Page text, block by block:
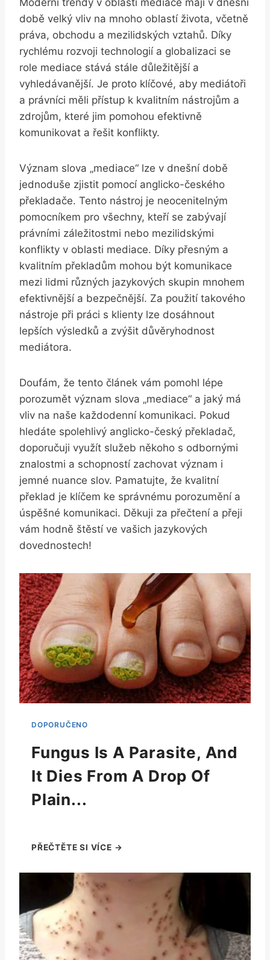
‌době ⁣velký vliv na mnoho oblastí života, včetně
práva, obchodu a mezilidských vztahů. Díky
rychlému rozvoji technologií a globalizaci⁣ se
role mediace stává stále důležitější a
vyhledávanější. Je proto ‍klíčové, aby‍ mediátoři
a právníci měli přístup k ⁤kvalitním​ nástrojům a⁢
zdrojům, které jim pomohou efektivně
komunikovat ⁣a řešit konflikty.
Význam slova „mediace“ lze v dnešní době
jednoduše zjistit pomocí anglicko-českého
⁣překladače. Tento ⁢nástroj je neocenitelným
pomocníkem pro všechny, kteří se zabývají
právními záležitostmi nebo mezilidskými
konflikty v oblasti mediace. Díky přesným​ a ​
kvalitním překladům mohou​ být komunikace
mezi lidmi různých⁤ jazykových skupin mnohem
efektivnější a bezpečnější. Za použití takového
nástroje při práci s klienty ‍lze ​dosáhnout
lepších výsledků a‌ zvýšit důvěryhodnost
mediátora.
Doufám, že tento článek vám ‍pomohl lépe
⁣porozumět význam slova​ „mediace“ a jaký má ​
vliv na naše každodenní komunikaci. ⁣Pokud
hledáte spolehlivý anglicko-český překladač,
doporučuji využít služeb někoho s ​odbornými
znalostmi a‌ schopností zachovat význam i
jemné nuance​ slov. Pamatujte, že kvalitní
překlad je klíčem ke⁤ správnému porozumění ⁤a
úspěšné komunikaci. Děkuji za přečtení a přeji
vám hodně štěstí ve vašich jazykových
dovednostech!
Fungus Is A Parasite, And
It Dies From A Drop Of
Plain...